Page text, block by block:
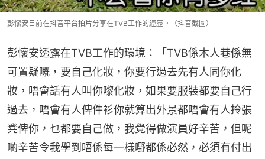
彭懷安日前在抖音平台拍片分享在TVB工作的經歷。（抖音截圖）
彭懷安透露在TVB工作的環境：「TVB係木人巷係無
可置疑嘅，要自己化妝，你要行過去先有人同你化
妝，唔會話有人叫你嚟化妝，如果要服裝都要自己行
過去，唔會有人俾件衫你就算出外景都唔會有人拎張
凳俾你，乜都要自己做，我覺得做演員好辛苦，但呢
啲辛苦令我學到唔係每一樣嘢都係必然，必須有付出